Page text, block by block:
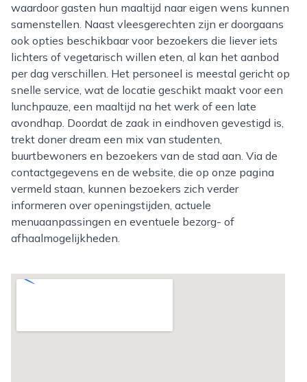
waardoor gasten hun maaltijd naar eigen wens kunnen
samenstellen. Naast vleesgerechten zijn er doorgaans
ook opties beschikbaar voor bezoekers die liever iets
lichters of vegetarisch willen eten, al kan het aanbod
per dag verschillen. Het personeel is meestal gericht op
snelle service, wat de locatie geschikt maakt voor een
lunchpauze, een maaltijd na het werk of een late
avondhap. Doordat de zaak in eindhoven gevestigd is,
trekt doner dream een mix van studenten,
buurtbewoners en bezoekers van de stad aan. Via de
contactgegevens en de website, die op onze pagina
vermeld staan, kunnen bezoekers zich verder
informeren over openingstijden, actuele
menuaanpassingen en eventuele bezorg- of
afhaalmogelijkheden.